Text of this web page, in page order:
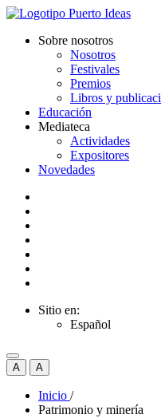
Sobre nosotros
Nosotros
Festivales
Premios
Libros y
Educación
Mediateca
Actividades
Expositores
Novedades
Sitio en:
Español
A A
Inicio /
Patrimonio y minería